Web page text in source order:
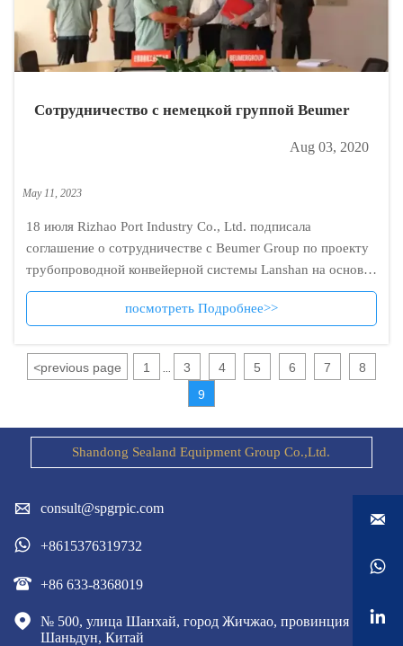
Сотрудничество с немецкой группой Beumer
Aug 03, 2020
May 11, 2023
18 июля Rizhao Port Industry Co., Ltd. подписала
соглашение о сотрудничестве с Beumer Group по проекту
трубопроводной конвейерной системы Lanshan на основе
принципа совместного использования ресурсов,
дополнительных преимуществ и общего развития. Обе
посмотреть Подробнее>>
<previous page 1 3 4 5 6 7
8
9
Shandong Sealand Equipment Group Co.,Ltd.
 consult@spgrpic.com
 +8615376319732
 +86 633-8368019

№ 500, улица Шанхай, город Жичжао, провинция
Шаньдун, Китай


